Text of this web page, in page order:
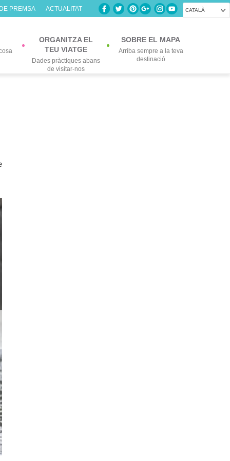
CATALÀ
PREMSA ACTUALITAT
ORGANITZA EL
TEU VIATGE
Dades pràctiques abans
de visitar-nos
SOBRE EL MAPA
Arriba sempre a la teva
destinació